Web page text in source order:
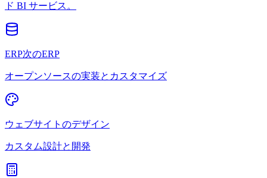
ド BI サービス。
ERP次のERP
オープンソースの実装とカスタマイズ
ウェブサイトのデザイン
カスタム設計と開発